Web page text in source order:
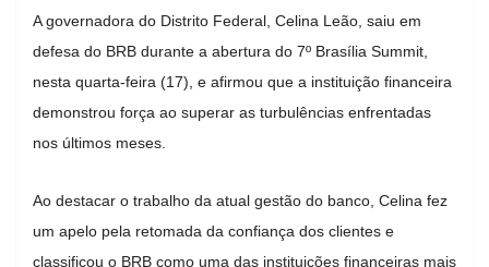
A governadora do Distrito Federal, Celina Leão, saiu em
defesa do BRB durante a abertura do 7º Brasília Summit,
nesta quarta-feira (17), e afirmou que a instituição financeira
demonstrou força ao superar as turbulências enfrentadas
nos últimos meses.
Ao destacar o trabalho da atual gestão do banco, Celina fez
um apelo pela retomada da confiança dos clientes e
classificou o BRB como uma das instituições financeiras mais